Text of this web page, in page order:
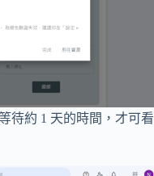
待約 1 天的時間，才可看